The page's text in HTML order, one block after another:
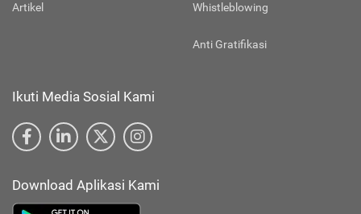
Artikel Whistleblowing
Anti Gratifikasi
Ikuti Media Sosial Kami
Download Aplikasi Kami